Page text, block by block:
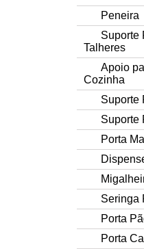
Peneira
Suporte
Talheres
Apoio
Cozinha
Suporte
Suporte
Porta
Seringa
Porta
Porta